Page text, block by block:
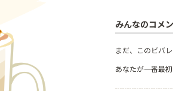
みんなのコメ
まだ、このビバ
あなたが一番最